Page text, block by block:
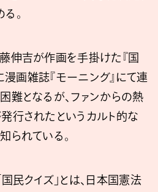
。
伸吉が作画を手掛けた『国
漫画雑誌『モーニング』にて連
難となるが、ファンからの熱
行されたというカルト的な
られている。
民クイズ」とは、日本国憲法